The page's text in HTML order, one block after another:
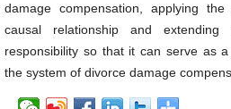
damage compensation, applying
causal relationship and
responsibility so that it can serve as
the system of divorce damage